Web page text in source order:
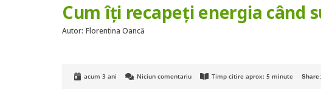
Cum îți recapeți energia când
Autor: Florentina Oancă
acum 3 ani Niciun comentariu Timp citire aprox: 5 minute